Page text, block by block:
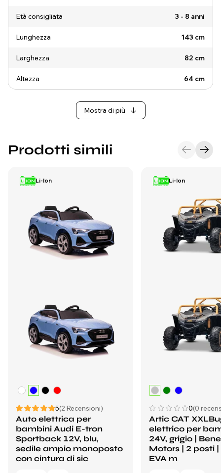
Età consigliata 3 - 8 anni
Lunghezza 143 cm
Larghezza 82 cm
Altezza 64 cm
Mostra di più
Prodotti simili
Li-Ion
5(2 Recensioni)
Auto elettrica per
bambini Audi E-tron
Sportback 12V, blu,
sedile ampio monoposto
con cintura di sic
Li-Ion
0(0
Artic CAT
elettrico per
24V, grigio |
Motors | 2 posti
EVA m